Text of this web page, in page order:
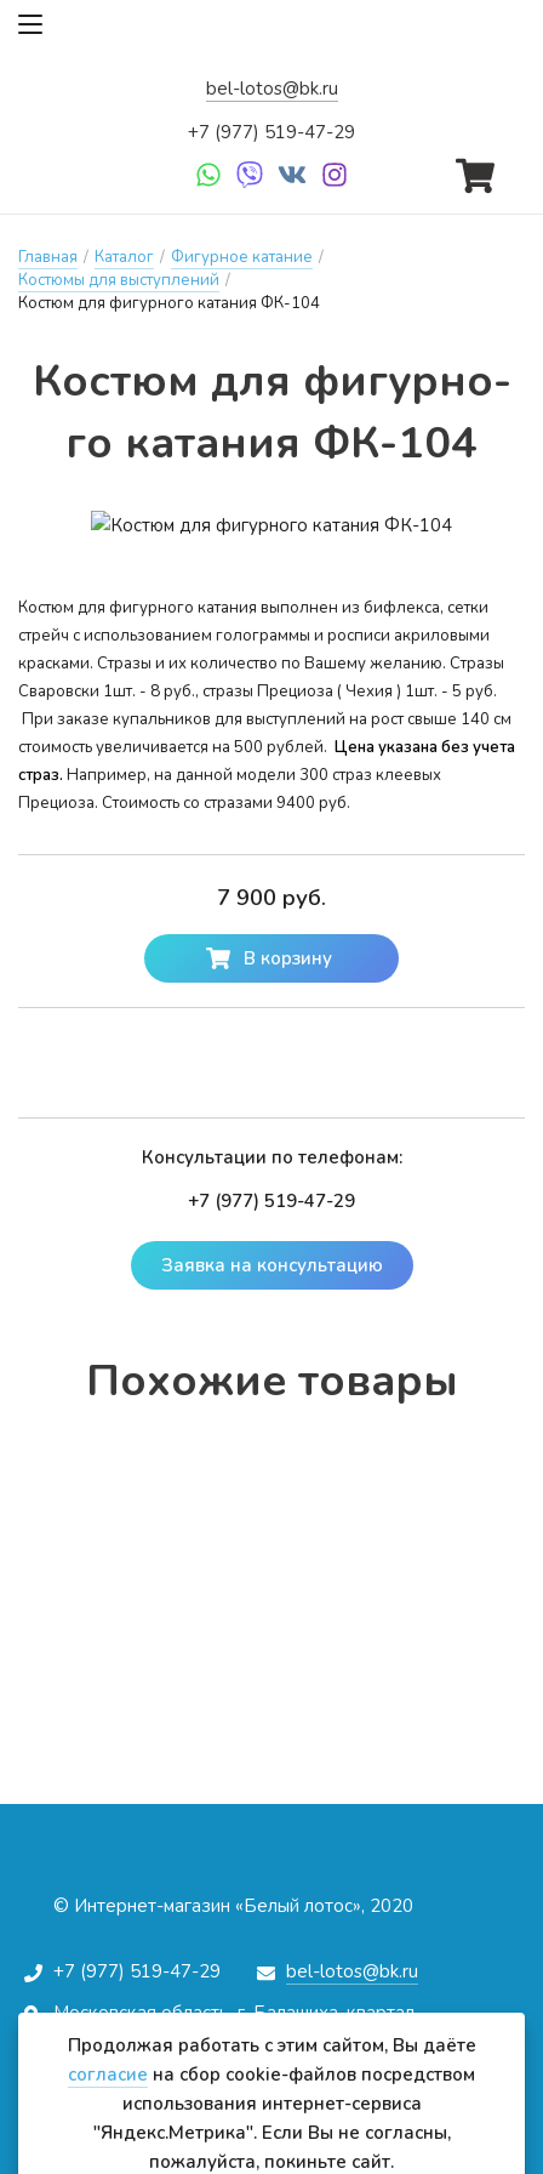
bel-lotos@bk.ru
+7 (977) 519-47-29
Главная / Каталог / Фигурное катание /
Костюмы для выступлений /
Костюм для фигурного катания ФК-104
Кос­тюм для фи­гур­но­
го ка­та­ния ФК-104
Костюм для фигурного катания выполнен из бифлекса, сетки
стрейч с использованием голограммы и росписи акриловыми
красками. Стразы и их количество по Вашему желанию. Стразы
Сваровски 1шт. - 8 руб., стразы Прециоза ( Чехия ) 1шт. - 5 руб.
При заказе купальников для выступлений на рост свыше 140 см
стоимость увеличивается на 500 рублей. Цена указана без учета
страз. Например, на данной модели 300 страз клеевых
Прециоза. Стоимость со стразами 9400 руб.
7 900 руб.
В корзину
Консультации по телефонам:
+7 (977) 519-47-29
Заявка на консультацию
По­хо­жие то­ва­ры
© Интернет-магазин «Белый лотос», 2020
+7 (977) 519-47-29
bel-lotos@bk.ru
Московская область, г. Балашиха, квартал
Изумрудный, д.1 (метро Щелковская)
Схема проезда
Создание сайта:
Продолжая работать с этим сайтом, Вы даёте
согласие на сбор cookie-файлов посредством
использования интернет-сервиса
"Яндекс.Метрика". Если Вы не согласны,
пожалуйста, покиньте сайт.